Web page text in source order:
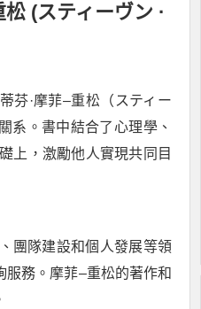
(スティーヴン ·
芬·摩菲–重松（スティー
系。書中結合了心理學、
上，激勵他人實現共同目
團隊建設和個人發展等領
務。摩菲–重松的著作和